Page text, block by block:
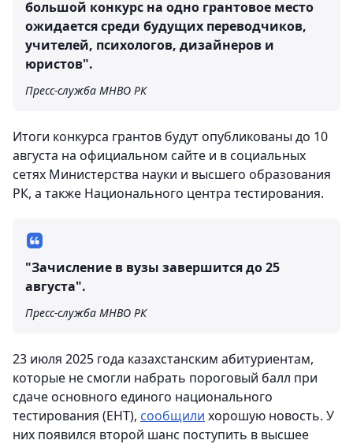
большой конкурс на одно грантовое место
ожидается среди будущих переводчиков,
учителей, психологов, дизайнеров и
юристов".
Пресс-служба МНВО РК
Итоги конкурса грантов будут опубликованы до 10
августа на официальном сайте и в социальных
сетях Министерства науки и высшего образования
РК, а также Национального центра тестирования.
"Зачисление в вузы завершится до 25
августа".
Пресс-служба МНВО РК
23 июля 2025 года казахстанским абитуриентам,
которые не смогли набрать пороговый балл при
сдаче основного единого национального
тестирования (ЕНТ), сообщили хорошую новость. У
них появился второй шанс поступить в высшее